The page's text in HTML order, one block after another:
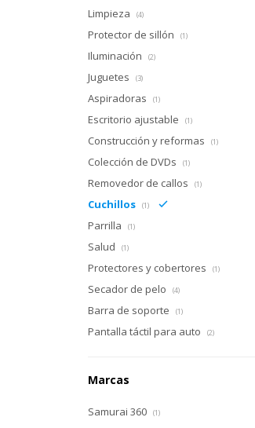
Limpieza (4)
Protector de sillón (1)
Iluminación (2)
Juguetes (3)
Aspiradoras (1)
Escritorio ajustable (1)
Construcción y reformas (1)
Colección de DVDs (1)
Removedor de callos (1)
Cuchillos (1)
Parrilla (1)
Salud (1)
Protectores y cobertores (1)
Secador de pelo (4)
Barra de soporte (1)
Pantalla táctil para auto (2)
Marcas
Samurai 360 (1)